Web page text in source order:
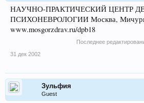
НАУЧНО-ПРАКТИЧЕСКИЙ ЦЕНТР
ПСИХОНЕВРОЛОГИИ Москва,
www.mosgorzdrav.ru/dpb18
Последнее
31 дек 2002
Зульфия
Guest